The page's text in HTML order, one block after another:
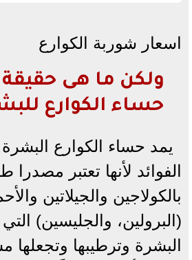
اسعار شوربة الكوارع
ولكن ما هى حقيقة
حساء الكوارع
يمد حساء الكوارع
الفوائد لأنها تعتبر مصدرا
بالكولاجين والجيلاتين
(البرولين، والجليسين)
البشرة وترطيبها وتجعلها